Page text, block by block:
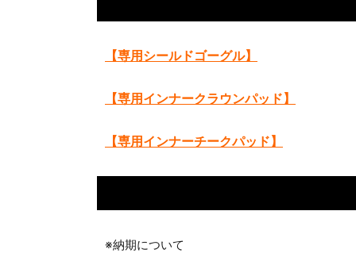
【専用シールドゴーグル】
【専用インナークラウンパッド】
【専用インナーチークパッド】
※納期について